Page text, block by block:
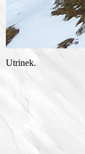
Utrinek.